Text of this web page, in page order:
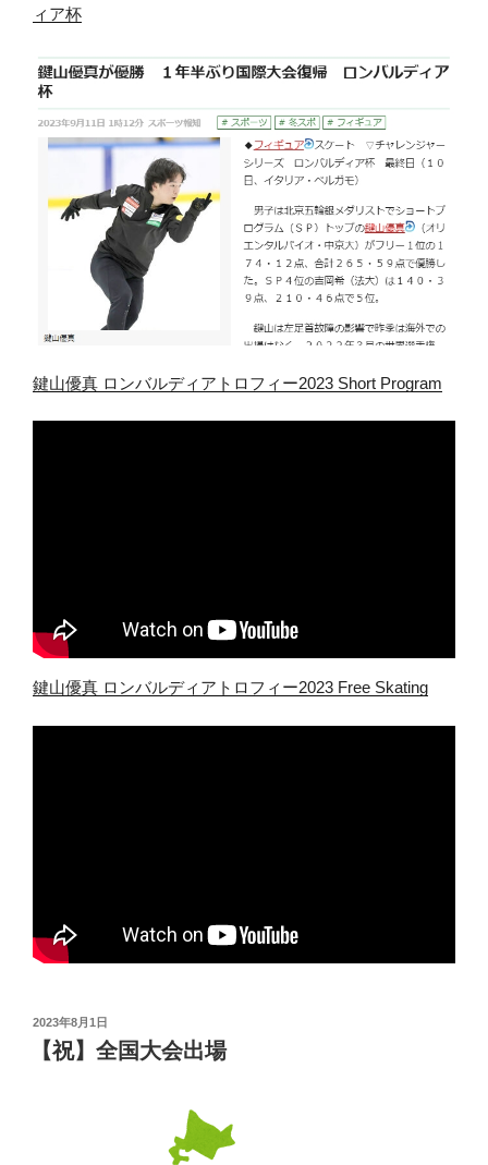
ィア杯
鍵山優真 ロンバルディアトロフィー2023 Short Program
鍵山優真 ロンバルディアトロフィー2023 Free Skating
投
日:
2023年8月1日
【祝】全国大会出場